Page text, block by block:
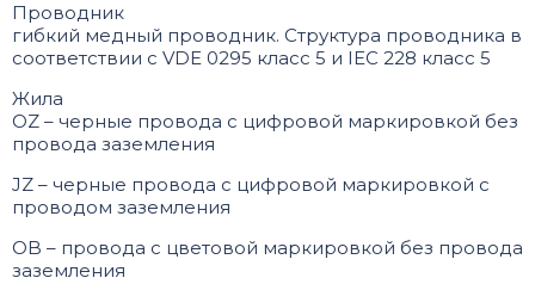
Проводник
гибкий медный проводник. Структура проводника в
соответствии с VDE 0295 класс 5 и IEC 228 класс 5
Жила
OZ – черные провода с цифровой маркировкой без
провода заземления
JZ – черные провода с цифровой маркировкой с
проводом заземления
OB – провода с цветовой маркировкой без провода
заземления